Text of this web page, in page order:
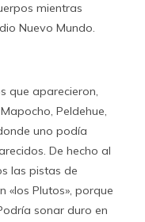
mientras
Nuevo Mundo.
que aparecieron,
Peldehue,
uno podía
De hecho al
las pistas de
«los Plutos», porque
sonar duro en